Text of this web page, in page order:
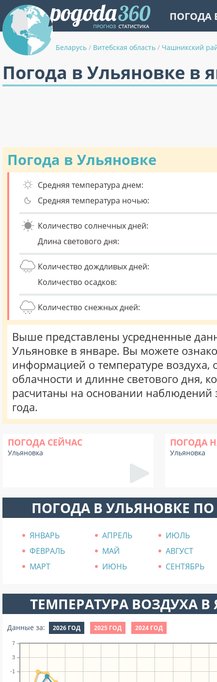
ПОГОДА
Беларусь / Витебская область / Чашникский
Погода в Ульяновке в
Погода в Ульяновке
Средняя температура днем:
Средняя температура ночью:
Количество солнечных дней:
Длина светового дня:
Количество дождливых дней:
Количество осадков:
Количество снежных дней:
Выше представлены усредненные
Ульяновке в январе. Вы можете
информацией о температуре воздуха,
облачности и длинне светового дня,
расчитаны на основании наблюдений
года.
ПОГОДА СЕЙЧАС
Ульяновка
ПОГОДА
Ульяновка
ПОГОДА В УЛЬЯНОВКЕ
ЯНВАРЬ АПРЕЛЬ
ИЮЛЬ
ФЕВРАЛЬ
МАЙ
АВГУСТ
МАРТ
ИЮНЬ СЕНТЯБРЬ
ТЕМПЕРАТУРА ВОЗДУХА В
Данные за: 2026 ГОД 2025 ГОД 2024 ГОД
-1
3
7